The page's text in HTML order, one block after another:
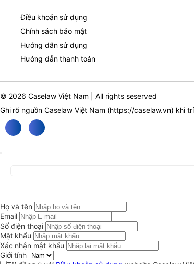
Điều khoản sử dụng
Chính sách bảo mật
Hướng dẫn sử dụng
Hướng dẫn thanh toán
© 2026 Caselaw Việt Nam | All rights seserved
Ghi rõ nguồn Caselaw Việt Nam (https://caselaw.vn) khi
Họ và tên
Email
Số điện thoại
Mật khẩu
Xác nhận mật khẩu
Giới tính